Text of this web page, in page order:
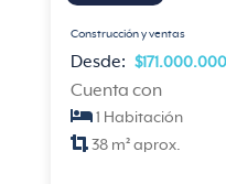
Construcción y ventas
Desde: $171.000.000
Cuenta con
1 Habitación
38 m² aprox.